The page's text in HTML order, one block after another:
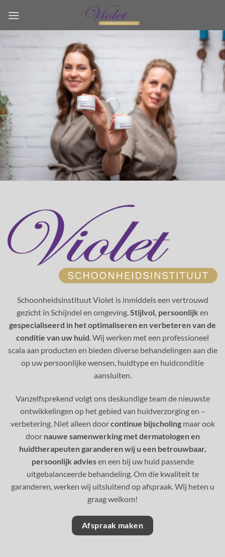
naar
inhoud
Schoonheidsinstituut Violet is inmiddels een vertrouwd
gezicht in Schijndel en omgeving.Stijlvol, persoonlijk en
gespecialiseerd in het optimaliseren en verbeteren van de
conditie van uw huid. Wij werken met een professioneel
scala aan producten en bieden diverse behandelingen aan die
op uw persoonlijke wensen, huidtype en huidconditie
aansluiten.
Vanzelfsprekend volgt ons deskundige team de nieuwste
ontwikkelingen op het gebied van huidverzorging en –
verbetering. Niet alleen doorcontinue bijscholingmaar ook
door nauwe samenwerking met dermatologen en
huidtherapeuten garanderen wij u een betrouwbaar,
persoonlijk adviesen een bij uw huid passende
uitgebalanceerde behandeling. Om die kwaliteit te
garanderen, werken wij uitsluitend op afspraak. Wij heten u
graag welkom!
Afspraak maken